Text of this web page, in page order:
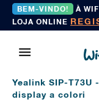
BEM-VINDO!
À
LOJA ONLINE
Yealink SIP-T73U
display a colori